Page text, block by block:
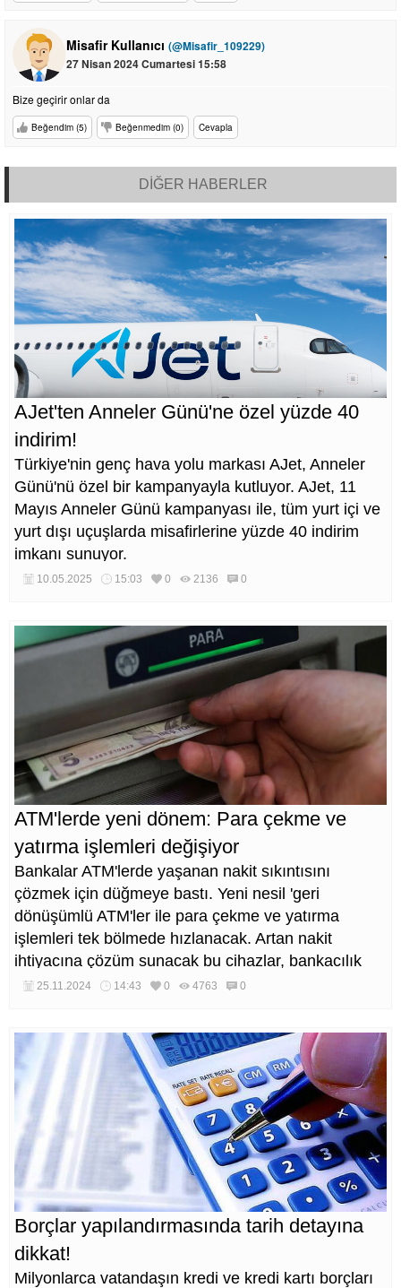
Misafir Kullanıcı (@Misafir_109229)
27 Nisan 2024 Cumartesi 15:58
Bize geçirir onlar da
Beğendim (5) Beğenmedim (0) Cevapla
DİĞER HABERLER
AJet'ten Anneler Günü'ne özel yüzde 40
indirim!
Türkiye'nin genç hava yolu markası AJet, Anneler
Günü'nü özel bir kampanyayla kutluyor. AJet, 11
Mayıs Anneler Günü kampanyası ile, tüm yurt içi ve
yurt dışı uçuşlarda misafirlerine yüzde 40 indirim
imkanı sunuyor.
10.05.2025 15:03 0 2136 0
ATM'lerde yeni dönem: Para çekme ve
yatırma işlemleri değişiyor
Bankalar ATM'lerde yaşanan nakit sıkıntısını
çözmek için düğmeye bastı. Yeni nesil 'geri
dönüşümlü ATM'ler ile para çekme ve yatırma
işlemleri tek bölmede hızlanacak. Artan nakit
ihtiyacına çözüm sunacak bu cihazlar, bankacılık
sektöründe devrim yaratmaya hazırlanıyor.
25.11.2024 14:43 0 4763 0
Borçlar yapılandırmasında tarih detayına
dikkat!
Milyonlarca vatandaşın kredi ve kredi kartı borçları